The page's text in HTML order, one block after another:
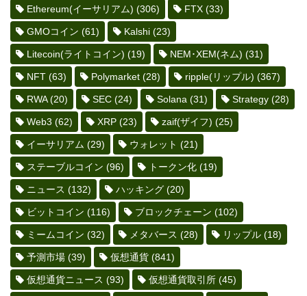
Ethereum(イーサリアム) (306) FTX (33)
GMOコイン (61) Kalshi (23)
Litecoin(ライトコイン) (19) NEM･XEM(ネム) (31)
NFT (63) Polymarket (28) ripple(リップル) (367)
RWA(20) SEC (24) Solana (31) Strategy (28)
Web3 (62) XRP (23) zaif(ザイフ) (25)
イーサリアム (29) ウォレット (21)
ステーブルコイン (96) トークン化 (19)
ニュース (132) ハッキング (20)
ビットコイン (116) ブロックチェーン (102)
ミームコイン (32) メタバース (28) リップル (18)
予測市場 (39) 仮想通貨 (841)
仮想通貨ニュース (93) 仮想通貨取引所 (45)